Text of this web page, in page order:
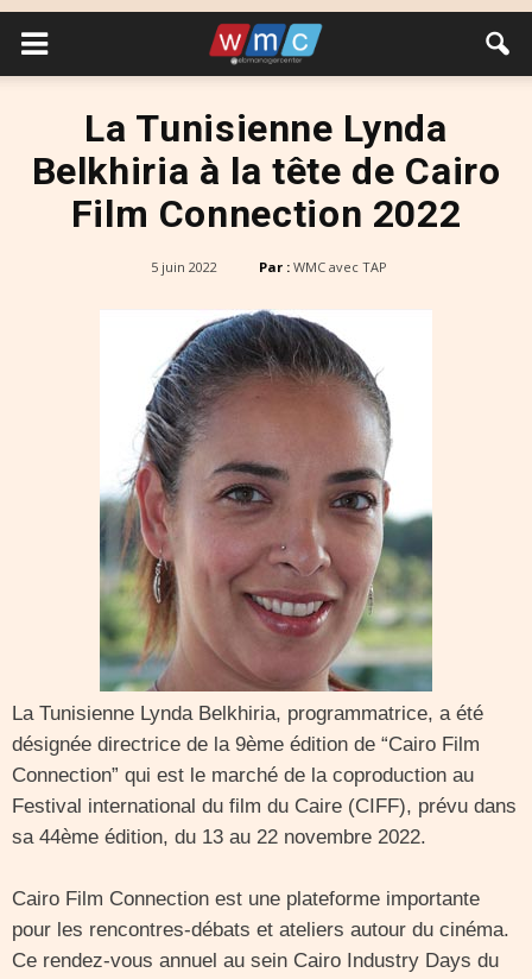
La Tunisienne Lynda
Belkhiria à la tête de Cairo
Film Connection 2022
5 juin 2022 Par : WMC avec TAP
La Tunisienne Lynda Belkhiria, programmatrice, a été
désignée directrice de la 9ème édition de “Cairo Film
Connection” qui est le marché de la coproduction au
Festival international du film du Caire (CIFF), prévu dans
sa 44ème édition, du 13 au 22 novembre 2022.
Cairo Film Connection est une plateforme importante
pour les rencontres-débats et ateliers autour du cinéma.
Ce rendez-vous annuel au sein Cairo Industry Days du